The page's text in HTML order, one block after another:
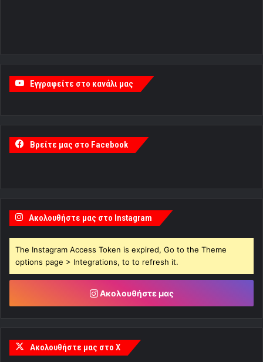
Εγγραφείτε στο κανάλι μας
Βρείτε μας στο Facebook
Ακολουθήστε μας στο Instagram
The Instagram Access Token is expired, Go to the Theme
options page > Integrations, to to refresh it.
Ακολουθήστε μας
Ακολουθήστε μας στο X